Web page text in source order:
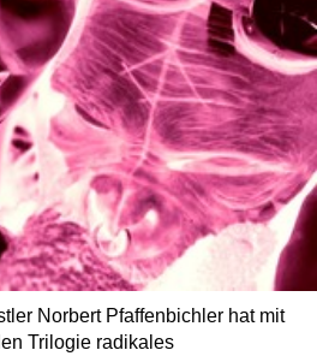
Norbert Pfaffenbichler hat mit
Trilogie radikales